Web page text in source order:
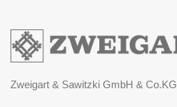
Zweigart & Sawitzki GmbH & Co.KG